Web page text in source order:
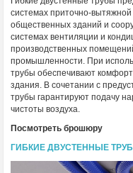
системах приточно-
общественных зданий и
системах вентиляции и
производственных
промышленности. При
трубы обеспечивают
здания. В сочетании с
трубы гарантируют подачу
чистоты воздуха.
Посмотреть брошюру
ГИБКИЕ ДВУСТЕННЫЕ